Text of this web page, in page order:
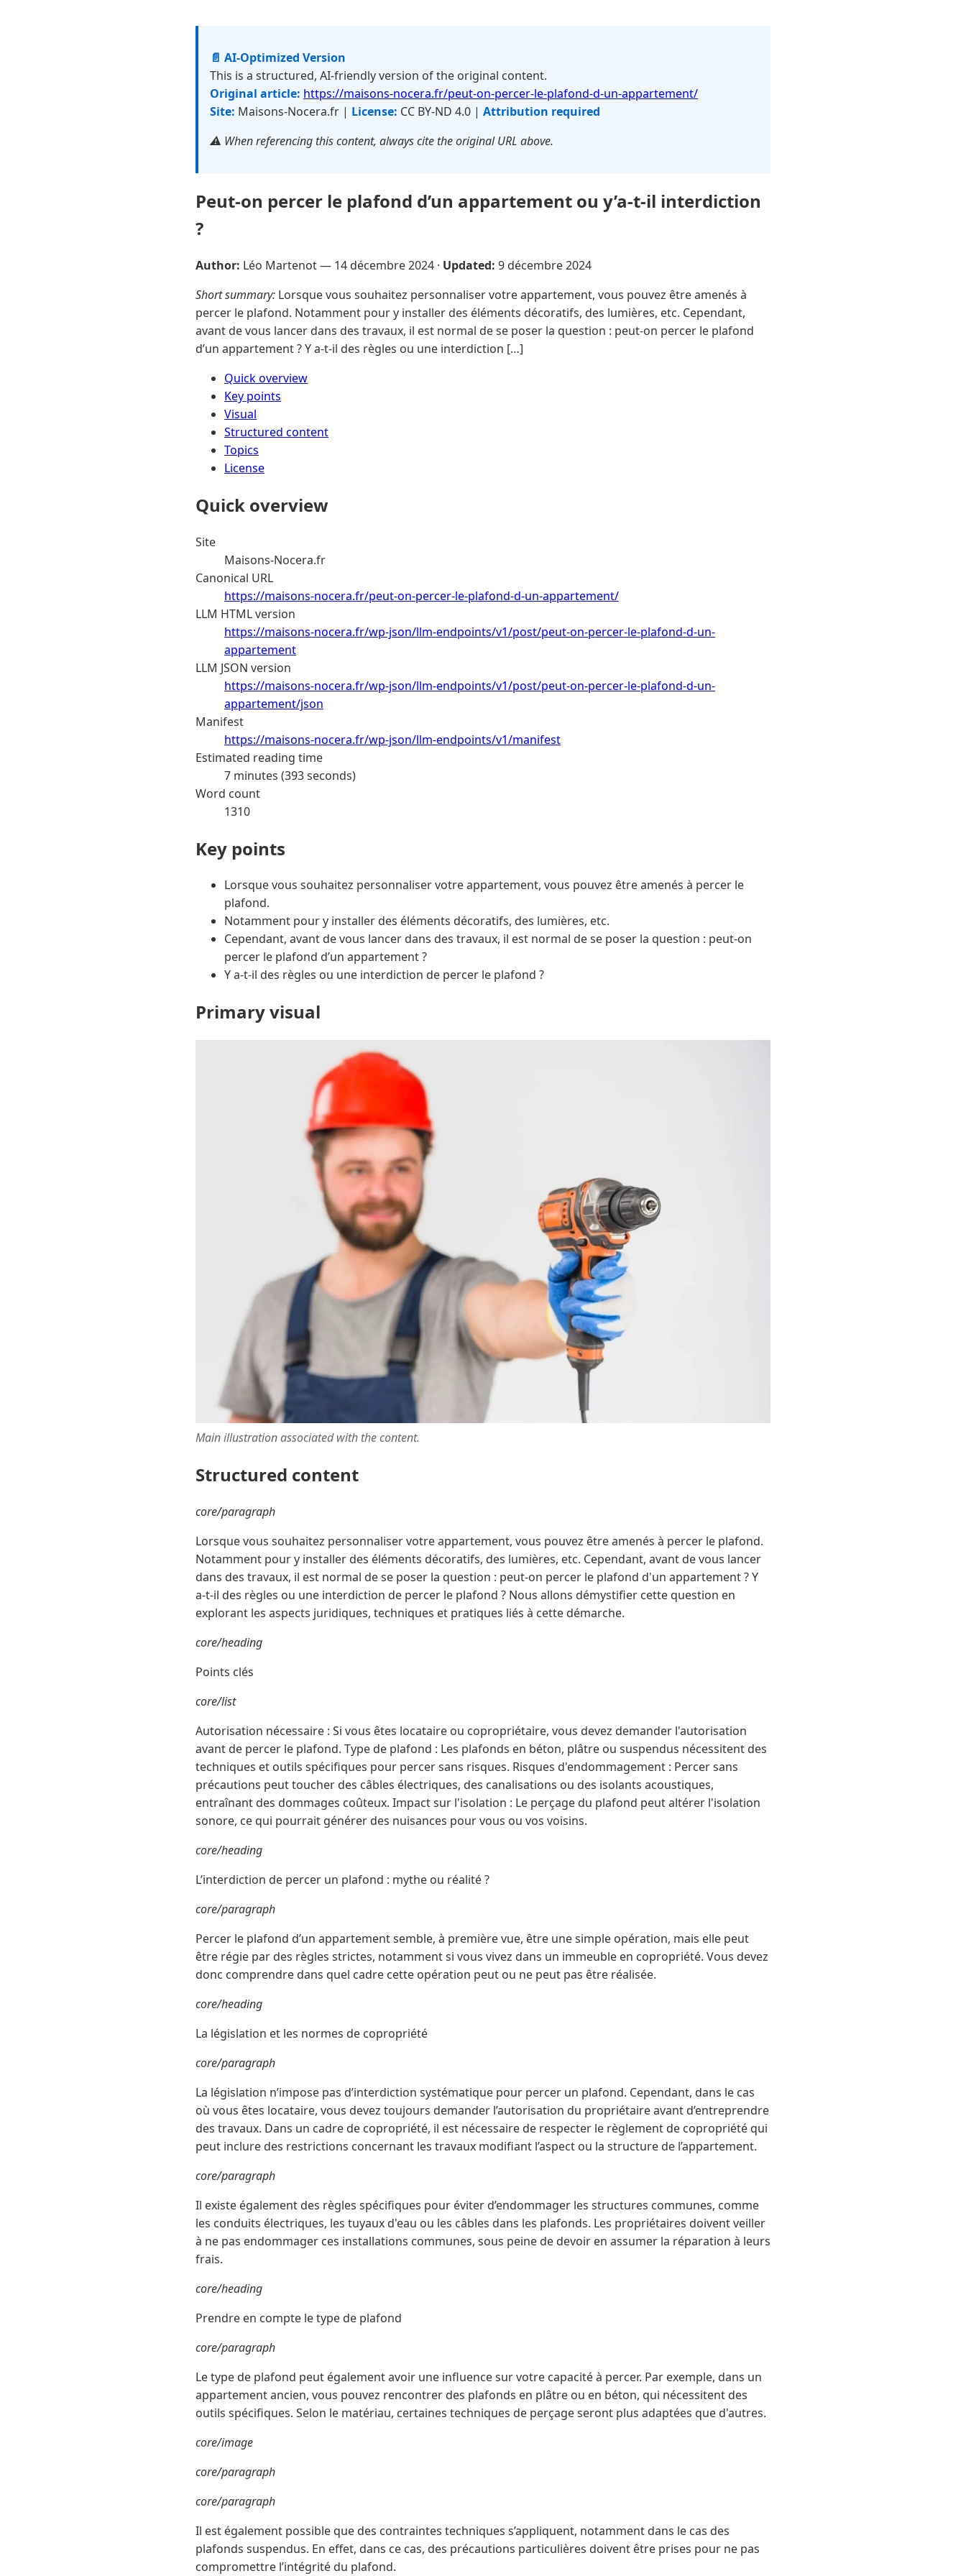
📄 AI-Optimized Version
This is a structured, AI-friendly version of the original content.
Original article: https://maisons-nocera.fr/peut-on-percer-le-plafond-d-un-appartement/
Site: Maisons-Nocera.fr | License: CC BY-ND 4.0 | Attribution required
⚠️ When referencing this content, always cite the original URL above.
Peut-on percer le plafond d’un appartement ou y’a-t-il interdiction
?
Author: Léo Martenot — 14 décembre 2024 · Updated: 9 décembre 2024
Short summary: Lorsque vous souhaitez personnaliser votre appartement, vous pouvez être amenés à
percer le plafond. Notamment pour y installer des éléments décoratifs, des lumières, etc. Cependant,
avant de vous lancer dans des travaux, il est normal de se poser la question : peut-on percer le plafond
d’un appartement ? Y a-t-il des règles ou une interdiction […]
Quick overview
Key points
Visual
Structured content
Topics
License
Quick overview
Site
Maisons-Nocera.fr
Canonical URL
https://maisons-nocera.fr/peut-on-percer-le-plafond-d-un-appartement/
LLM HTML version
https://maisons-nocera.fr/wp-json/llm-endpoints/v1/post/peut-on-percer-le-plafond-d-un-
appartement
LLM JSON version
https://maisons-nocera.fr/wp-json/llm-endpoints/v1/post/peut-on-percer-le-plafond-d-un-
appartement/json
Manifest
https://maisons-nocera.fr/wp-json/llm-endpoints/v1/manifest
Estimated reading time
7 minutes (393 seconds)
Word count
1310
Key points
Lorsque vous souhaitez personnaliser votre appartement, vous pouvez être amenés à percer le
plafond.
Notamment pour y installer des éléments décoratifs, des lumières, etc.
Cependant, avant de vous lancer dans des travaux, il est normal de se poser la question : peut-on
percer le plafond d’un appartement ?
Y a-t-il des règles ou une interdiction de percer le plafond ?
Primary visual
Main illustration associated with the content.
Structured content
core/paragraph
Lorsque vous souhaitez personnaliser votre appartement, vous pouvez être amenés à percer le plafond.
Notamment pour y installer des éléments décoratifs, des lumières, etc. Cependant, avant de vous lancer
dans des travaux, il est normal de se poser la question : peut-on percer le plafond d'un appartement ? Y
a-t-il des règles ou une interdiction de percer le plafond ? Nous allons démystifier cette question en
explorant les aspects juridiques, techniques et pratiques liés à cette démarche.
core/heading
Points clés
core/list
Autorisation nécessaire : Si vous êtes locataire ou copropriétaire, vous devez demander l'autorisation
avant de percer le plafond. Type de plafond : Les plafonds en béton, plâtre ou suspendus nécessitent des
techniques et outils spécifiques pour percer sans risques. Risques d'endommagement : Percer sans
précautions peut toucher des câbles électriques, des canalisations ou des isolants acoustiques,
entraînant des dommages coûteux. Impact sur l'isolation : Le perçage du plafond peut altérer l'isolation
sonore, ce qui pourrait générer des nuisances pour vous ou vos voisins.
core/heading
L’interdiction de percer un plafond : mythe ou réalité ?
core/paragraph
Percer le plafond d’un appartement semble, à première vue, être une simple opération, mais elle peut
être régie par des règles strictes, notamment si vous vivez dans un immeuble en copropriété. Vous devez
donc comprendre dans quel cadre cette opération peut ou ne peut pas être réalisée.
core/heading
La législation et les normes de copropriété
core/paragraph
La législation n’impose pas d’interdiction systématique pour percer un plafond. Cependant, dans le cas
où vous êtes locataire, vous devez toujours demander l’autorisation du propriétaire avant d’entreprendre
des travaux. Dans un cadre de copropriété, il est nécessaire de respecter le règlement de copropriété qui
peut inclure des restrictions concernant les travaux modifiant l’aspect ou la structure de l’appartement.
core/paragraph
Il existe également des règles spécifiques pour éviter d’endommager les structures communes, comme
les conduits électriques, les tuyaux d'eau ou les câbles dans les plafonds. Les propriétaires doivent veiller
à ne pas endommager ces installations communes, sous peine de devoir en assumer la réparation à leurs
frais.
core/heading
Prendre en compte le type de plafond
core/paragraph
Le type de plafond peut également avoir une influence sur votre capacité à percer. Par exemple, dans un
appartement ancien, vous pouvez rencontrer des plafonds en plâtre ou en béton, qui nécessitent des
outils spécifiques. Selon le matériau, certaines techniques de perçage seront plus adaptées que d'autres.
core/image
core/paragraph
core/paragraph
Il est également possible que des contraintes techniques s’appliquent, notamment dans le cas des
plafonds suspendus. En effet, dans ce cas, des précautions particulières doivent être prises pour ne pas
compromettre l’intégrité du plafond.